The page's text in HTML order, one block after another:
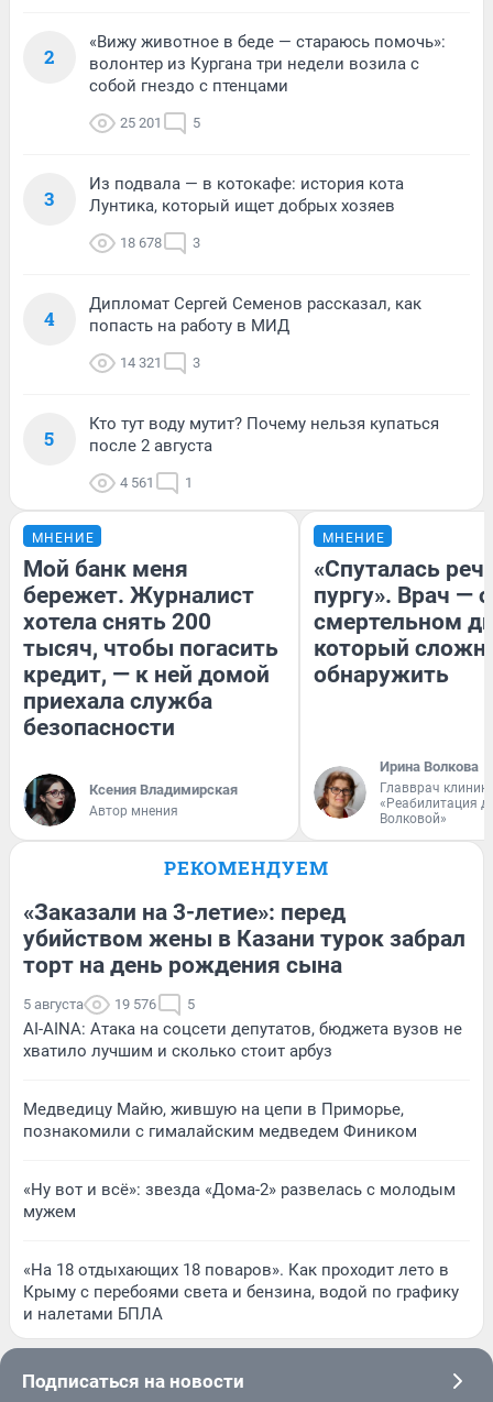
2
«Вижу животное в беде — стараюсь помочь»:
волонтер из Кургана три недели возила с
собой гнездо с птенцами
25 201 5
3
Из подвала — в котокафе: история кота
Лунтика, который ищет добрых хозяев
18 678 3
4
Дипломат Сергей Семенов рассказал, как
попасть на работу в МИД
14 321 3
5
Кто тут воду мутит? Почему нельзя купаться
после 2 августа
4 561 1
МНЕНИЕ
Мой банк меня
бережет. Журналист
хотела снять 200
тысяч, чтобы погасить
кредит, — к ней домой
приехала служба
безопасности
Ксения Владимирская
Автор мнения
МНЕНИЕ
«Спуталась
пургу». Врач — о
смертельном
который
обнаружить
Ирина Волкова
Главврач
«Реабилитация
Волковой»
РЕКОМЕНДУЕМ
«Заказали на 3-летие»: перед
убийством жены в Казани турок забрал
торт на день рождения сына
5 августа 19 576 5
AI-AINA: Атака на соцсети депутатов, бюджета вузов не
хватило лучшим и сколько стоит арбуз
Медведицу Майю, жившую на цепи в Приморье,
познакомили с гималайским медведем Фиником
«Ну вот и всё»: звезда «Дома-2» развелась с молодым
мужем
«На 18 отдыхающих 18 поваров». Как проходит лето в
Крыму с перебоями света и бензина, водой по графику
и налетами БПЛА
Подписаться на новости